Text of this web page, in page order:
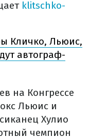
klitschko-
Кличко, Льюис,
автограф-
на Конгрессе
Льюис и
Хулио
чемпион